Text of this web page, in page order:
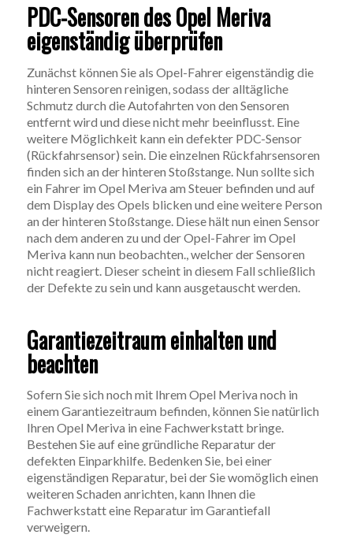
PDC-Sensoren des Opel Meriva
eigenständig überprüfen
Zunächst können Sie als Opel-Fahrer eigenständig die
hinteren Sensoren reinigen, sodass der alltägliche
Schmutz durch die Autofahrten von den Sensoren
entfernt wird und diese nicht mehr beeinflusst. Eine
weitere Möglichkeit kann ein defekter PDC-Sensor
(Rückfahrsensor) sein. Die einzelnen Rückfahrsensoren
finden sich an der hinteren Stoßstange. Nun sollte sich
ein Fahrer im Opel Meriva am Steuer befinden und auf
dem Display des Opels blicken und eine weitere Person
an der hinteren Stoßstange. Diese hält nun einen Sensor
nach dem anderen zu und der Opel-Fahrer im Opel
Meriva kann nun beobachten., welcher der Sensoren
nicht reagiert. Dieser scheint in diesem Fall schließlich
der Defekte zu sein und kann ausgetauscht werden.
Garantiezeitraum einhalten und
beachten
Sofern Sie sich noch mit Ihrem Opel Meriva noch in
einem Garantiezeitraum befinden, können Sie natürlich
Ihren Opel Meriva in eine Fachwerkstatt bringe.
Bestehen Sie auf eine gründliche Reparatur der
defekten Einparkhilfe. Bedenken Sie, bei einer
eigenständigen Reparatur, bei der Sie womöglich einen
weiteren Schaden anrichten, kann Ihnen die
Fachwerkstatt eine Reparatur im Garantiefall
verweigern.